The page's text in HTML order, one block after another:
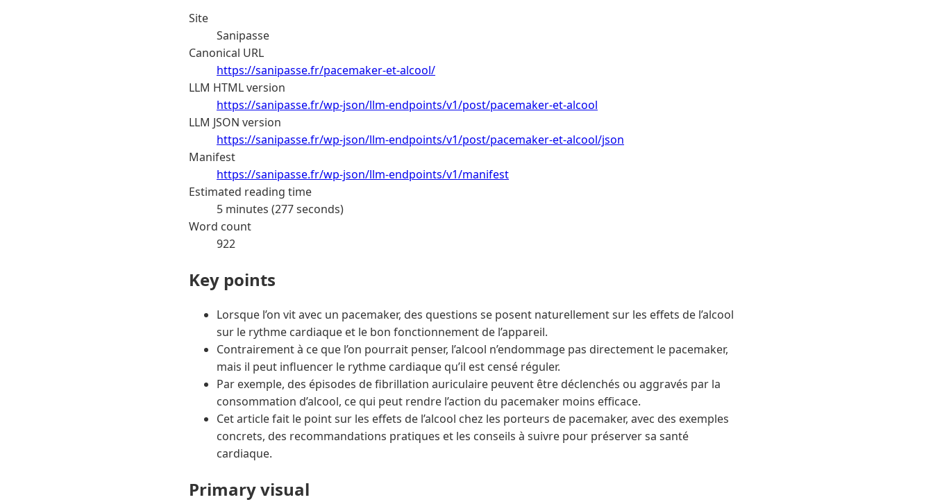
Site
Sanipasse
Canonical URL
https://sanipasse.fr/pacemaker-et-alcool/
LLM HTML version
https://sanipasse.fr/wp-json/llm-endpoints/v1/post/pacemaker-et-alcool
LLM JSON version
https://sanipasse.fr/wp-json/llm-endpoints/v1/post/pacemaker-et-alcool/json
Manifest
https://sanipasse.fr/wp-json/llm-endpoints/v1/manifest
Estimated reading time
5 minutes (277 seconds)
Word count
922
Key points
Lorsque l’on vit avec un pacemaker, des questions se posent naturellement sur les effets de l’alcool
sur le rythme cardiaque et le bon fonctionnement de l’appareil.
Contrairement à ce que l’on pourrait penser, l’alcool n’endommage pas directement le pacemaker,
mais il peut influencer le rythme cardiaque qu’il est censé réguler.
Par exemple, des épisodes de fibrillation auriculaire peuvent être déclenchés ou aggravés par la
consommation d’alcool, ce qui peut rendre l’action du pacemaker moins efficace.
Cet article fait le point sur les effets de l’alcool chez les porteurs de pacemaker, avec des exemples
concrets, des recommandations pratiques et les conseils à suivre pour préserver sa santé
cardiaque.
Primary visual